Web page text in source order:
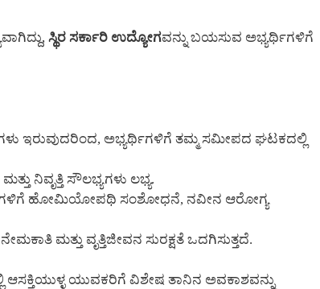
ಸ್ಥಿರ ಸರ್ಕಾರಿ ಉದ್ಯೋಗವನ್ನು ಬಯಸುವ ಅಭ್ಯರ್ಥಿಗಳಿಗೆ
ಇರುವುದರಿಂದ, ಅಭ್ಯರ್ಥಿಗಳಿಗೆ ತಮ್ಮ ಸಮೀಪದ ಘಟಕದಲ್ಲಿ
ನಿವೃತ್ತಿ ಸೌಲಭ್ಯಗಳು ಲಭ್ಯ.
ಹೋಮಿಯೋಪಥಿ ಸಂಶೋಧನೆ, ನವೀನ ಆರೋಗ್ಯ
ಮತ್ತು ವೃತ್ತಿಜೀವನ ಸುರಕ್ಷತೆ ಒದಗಿಸುತ್ತದೆ.
ಆಸಕ್ತಿಯುಳ್ಳ ಯುವಕರಿಗೆ ವಿಶೇಷ ತಾನಿನ ಅವಕಾಶವನ್ನು